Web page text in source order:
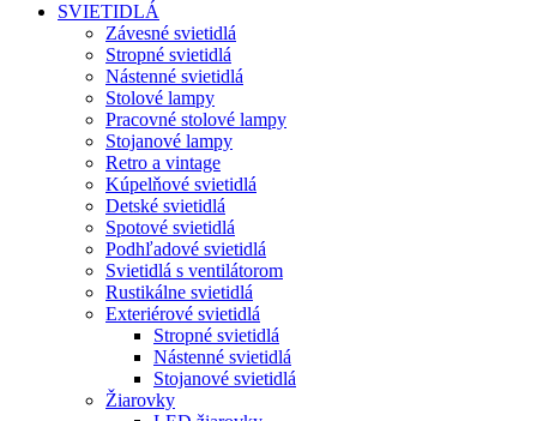
SVIETIDLÁ
Závesné svietidlá
Stropné svietidlá
Nástenné svietidlá
Stolové lampy
Pracovné stolové lampy
Stojanové lampy
Retro a vintage
Kúpelňové svietidlá
Detské svietidlá
Spotové svietidlá
Podhľadové svietidlá
Svietidlá s ventilátorom
Rustikálne svietidlá
Exteriérové svietidlá
Stropné svietidlá
Nástenné svietidlá
Stojanové svietidlá
Žiarovky